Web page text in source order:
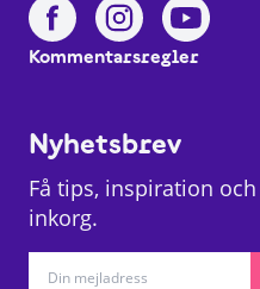
Kommentarsregler
Nyhetsbrev
Få tips, inspiration
inkorg.